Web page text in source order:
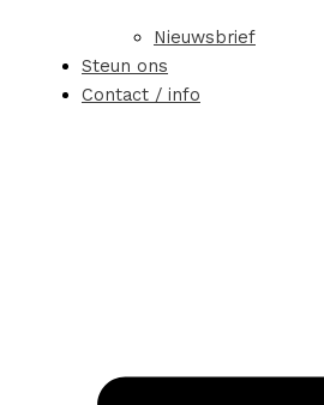
Nieuwsbrief
Steun ons
Contact / info